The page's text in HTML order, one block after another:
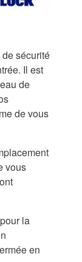
sécurité
Il est
de
de vous
vous
la
en